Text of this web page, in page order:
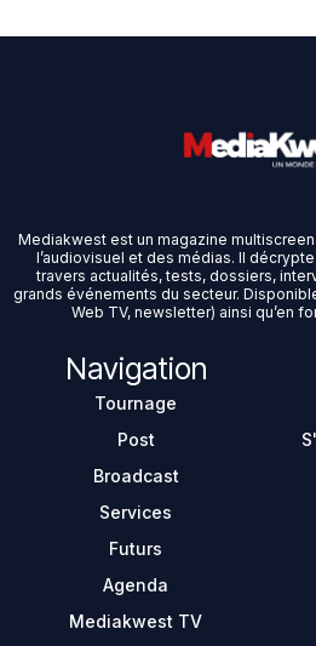
Mediakwest est un magazine
l’audiovisuel et des médias. Il
travers actualités, tests, dossiers,
grands événements du secteur.
Web TV, newsletter) ainsi qu’en
Navigation
Tournage
Post
Broadcast
Services
Futurs
Agenda
Mediakwest TV